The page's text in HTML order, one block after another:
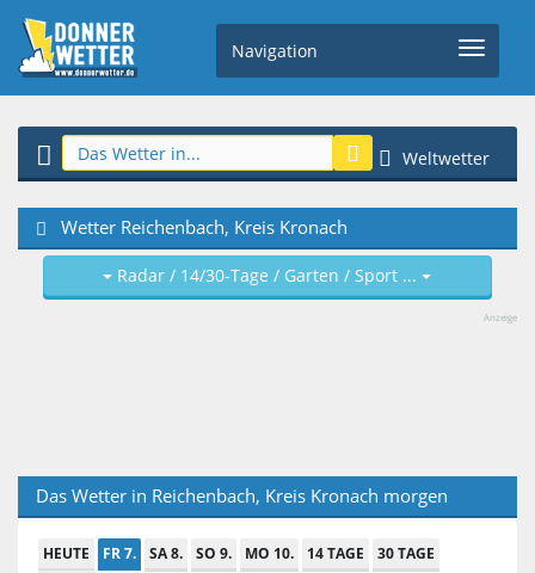
Navigation
Weltwetter
Wetter Reichenbach, Kreis Kronach
Radar / 14/30-Tage / Garten / Sport ...
Anzeige
Das Wetter in Reichenbach, Kreis Kronach morgen
HEUTE FR 7. SA 8. SO 9. MO 10. 14 TAGE
30 TAGE